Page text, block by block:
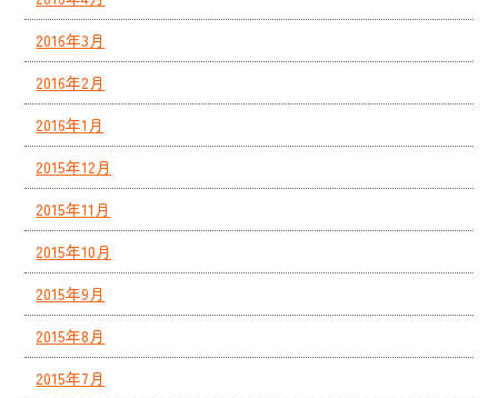
2016年3月
2016年2月
2016年1月
2015年12月
2015年11月
2015年10月
2015年9月
2015年8月
2015年7月